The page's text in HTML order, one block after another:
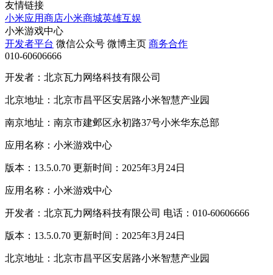
友情链接
小米应用商店小米商城英雄互娱
小米游戏中心
开发者平台 微信公众号 微博主页 商务合作
010-60606666
开发者：北京瓦力网络科技有限公司
北京地址：北京市昌平区安居路小米智慧产业园
南京地址：南京市建邺区永初路37号小米华东总部
应用名称：小米游戏中心
版本：13.5.0.70 更新时间：2025年3月24日
应用名称：小米游戏中心
开发者：北京瓦力网络科技有限公司 电话：010-60606666
版本：13.5.0.70 更新时间：2025年3月24日
北京地址：北京市昌平区安居路小米智慧产业园